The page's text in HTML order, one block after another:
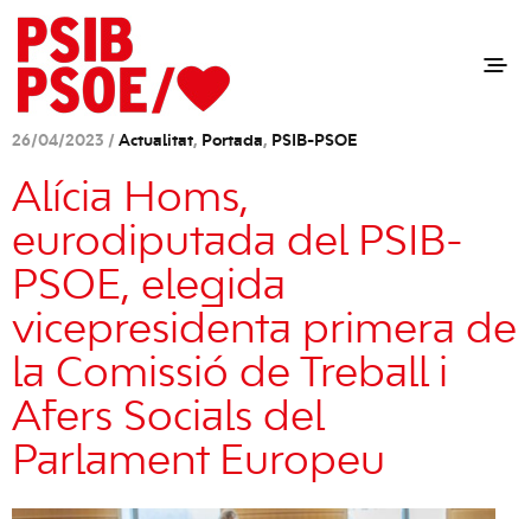
26/04/2023 / Actualitat, Portada, PSIB-PSOE
Alícia Homs,
eurodiputada del PSIB-
PSOE, elegida
vicepresidenta primera de
la Comissió de Treball i
Afers Socials del
Parlament Europeu